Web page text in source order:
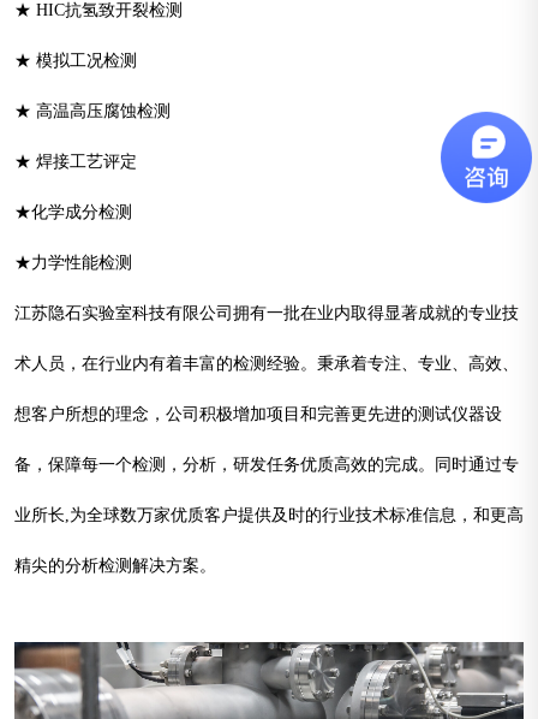
★ HIC抗氢致开裂检测
★ 模拟工况检测
★ 高温高压腐蚀检测
★ 焊接工艺评定
★化学成分检测
★力学性能检测
江苏隐石实验室科技有限公司拥有一批在业内取得显著成就的专业技
术人员，在行业内有着丰富的检测经验。秉承着专注、专业、高效、
想客户所想的理念，公司积极增加项目和完善更先进的测试仪器设
备，保障每一个检测，分析，研发任务优质高效的完成。同时通过专
业所长,为全球数万家优质客户提供及时的行业技术标准信息，和更高
精尖的分析检测解决方案。